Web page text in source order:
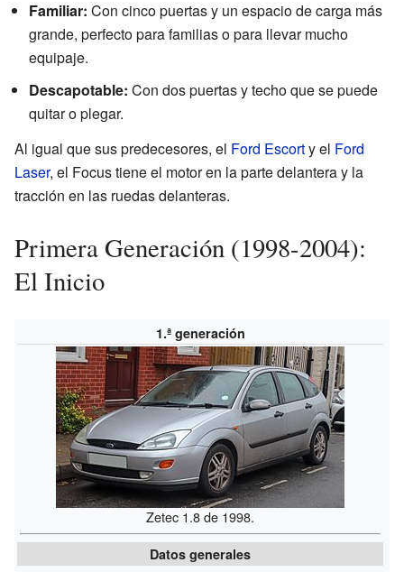
Familiar: Con cinco puertas y un espacio de carga más
grande, perfecto para familias o para llevar mucho
equipaje.
Descapotable: Con dos puertas y techo que se puede
quitar o plegar.
Al igual que sus predecesores, el Ford Escorty el Ford
Laser, el Focus tiene el motor en la parte delantera y la
tracción en las ruedas delanteras.
Primera Generación (1998-2004):
El Inicio
1.ª generación
Zetec 1.8 de 1998.
Datos generales